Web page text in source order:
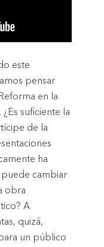
este
pensar
en la
suficiente la
de la
ha
cambiar
obra
A
quizá,
un público